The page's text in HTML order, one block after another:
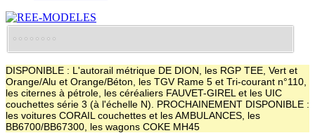
DISPONIBLE : L'autorail métrique DE DION, les RGP TEE, Vert et
Orange/Alu et Orange/Béton, les TGV Rame 5 et Tri-courant n°110,
les citernes à pétrole, les céréaliers FAUVET-GIREL et les UIC
couchettes série 3 (à l'échelle N). PROCHAINEMENT DISPONIBLE :
les voitures CORAIL couchettes et les AMBULANCES, les
BB6700/BB67300, les wagons COKE MH45